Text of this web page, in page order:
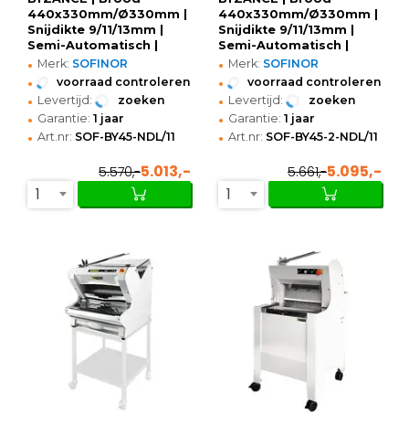
440x330mm/Ø330mm |
Snijdikte 9/11/13mm |
Semi-Automatisch |
0.55kW (400V) |
615x716x735/1205(h)mm
• Merk: SOFINOR
• voorraad controleren
• Levertijd: zoeken
• Garantie: 1 jaar
• Art.nr: SOF-BY45-NDL/11
5.570,-5.013,-
1
440x330mm/Ø330mm |
Snijdikte 9/11/13mm |
Semi-Automatisch |
0.55kW (230V) |
615x716x735/1205(h)mm
• Merk: SOFINOR
• voorraad controleren
• Levertijd: zoeken
• Garantie: 1 jaar
• Art.nr: SOF-BY45-2-NDL/11
5.661,-5.095,-
1